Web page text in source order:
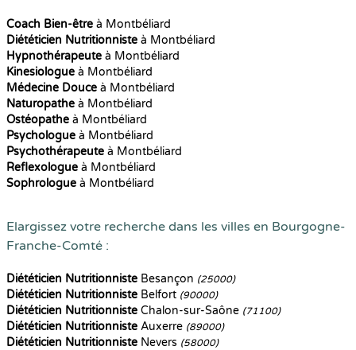
Coach Bien-être à Montbéliard
Diététicien Nutritionniste à Montbéliard
Hypnothérapeute à Montbéliard
Kinesiologue à Montbéliard
Médecine Douce à Montbéliard
Naturopathe à Montbéliard
Ostéopathe à Montbéliard
Psychologue à Montbéliard
Psychothérapeute à Montbéliard
Reflexologue à Montbéliard
Sophrologue à Montbéliard
Elargissez votre recherche dans les villes en Bourgogne-
Franche-Comté :
Diététicien Nutritionniste Besançon (25000)
Diététicien Nutritionniste Belfort (90000)
Diététicien Nutritionniste Chalon-sur-Saône (71100)
Diététicien Nutritionniste Auxerre (89000)
Diététicien Nutritionniste Nevers (58000)